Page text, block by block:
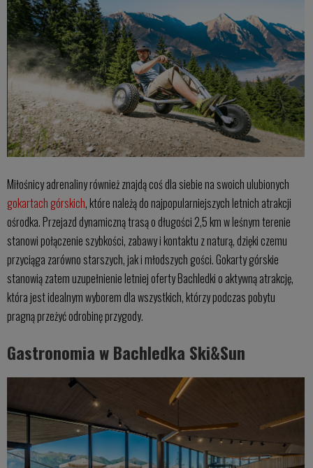
Miłośnicy adrenaliny również znajdą coś dla siebie na swoich ulubionych
gokartach górskich, które należą do najpopularniejszych letnich atrakcji
ośrodka. Przejazd dynamiczną trasą o długości 2,5 km w leśnym terenie
stanowi połączenie szybkości, zabawy i kontaktu z naturą, dzięki czemu
przyciąga zarówno starszych, jak i młodszych gości. Gokarty górskie
stanowią zatem uzupełnienie letniej oferty Bachledki o aktywną atrakcję,
która jest idealnym wyborem dla wszystkich, którzy podczas pobytu
pragną przeżyć odrobinę przygody.
Gastronomia w Bachledka Ski&Sun